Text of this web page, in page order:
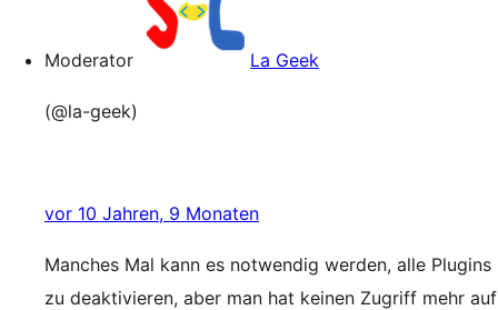
Moderator La Geek
(@la-geek)
vor 10 Jahren, 9 Monaten
Manches Mal kann es notwendig werden, alle Plugins
zu deaktivieren, aber man hat keinen Zugriff mehr auf